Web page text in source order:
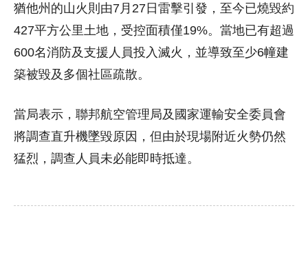
猶他州的山火則由7月27日雷擊引發，至今已燒毀約
427平方公里土地，受控面積僅19%。當地已有超過
600名消防及支援人員投入滅火，並導致至少6幢建
築被毀及多個社區疏散。
當局表示，聯邦航空管理局及國家運輸安全委員會
將調查直升機墜毀原因，但由於現場附近火勢仍然
猛烈，調查人員未必能即時抵達。